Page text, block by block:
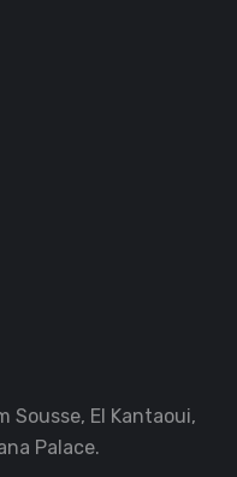
Sousse, El Kantaoui,
Palace.